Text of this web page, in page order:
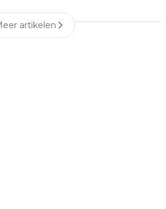
artikelen